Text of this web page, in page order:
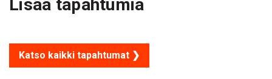
Lisää tapahtumia
Katso kaikki tapahtumat ❯